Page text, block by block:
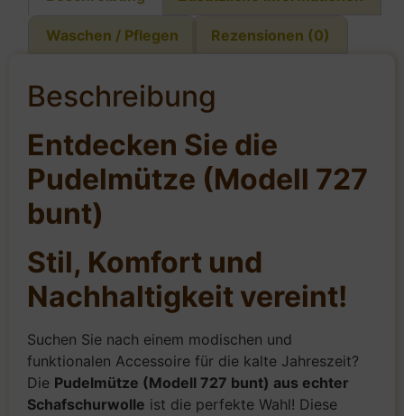
Waschen / Pflegen Rezensionen (0)
Beschreibung
Entdecken Sie die
Pudelmütze (Modell 727
bunt)
Stil, Komfort und
Nachhaltigkeit vereint!
Suchen Sie nach einem modischen und
funktionalen Accessoire für die kalte Jahreszeit?
Die Pudelmütze (Modell 727 bunt) aus echter
Schafschurwolle ist die perfekte Wahl! Diese